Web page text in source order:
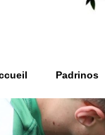
Padrinos